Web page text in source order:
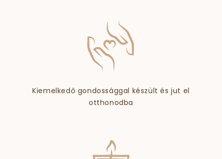
Kiemelkedő gondossággal készült és jut el
otthonodba